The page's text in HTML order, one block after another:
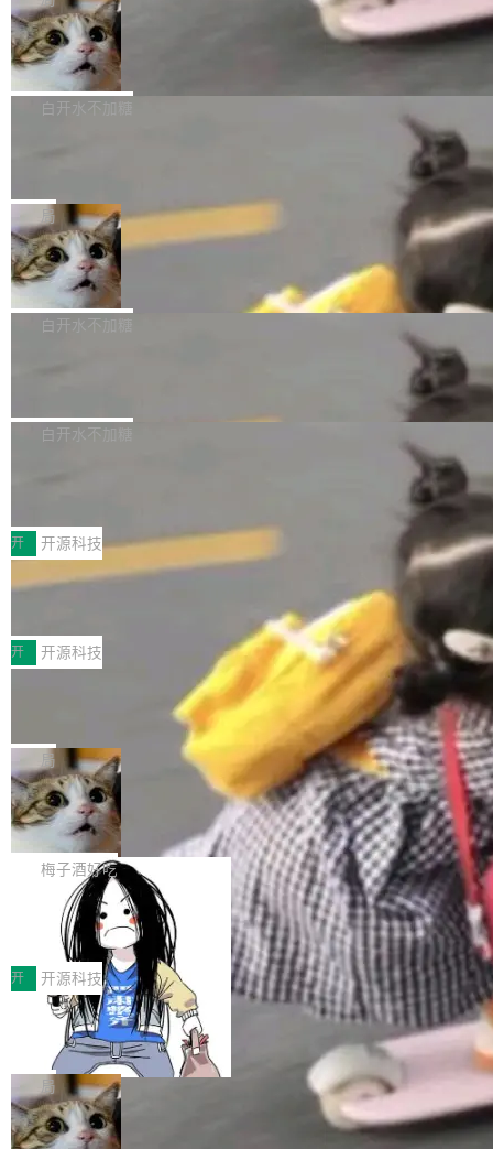
l 迁移或唤醒时，新宿主从 S3 恢复 SQLite 数据
库继续执行。存储库是持久化的唯一真相...
te 17 Pro、OPPO K15，要么是vivo X300 E这
样的次旗舰。 Galaxy Z Fold8 Ultra / Z Fold8 /
Z Flip8三款折叠屏新机均在7月22日发布，且全
部搭载骁龙8 Elite Gen5 for Galaxy，它们本该
本控制系统。目前处于 Early Access 阶段。 De
ltaDB 的核心思路直接写在 landing page 最显
眼的位置：「Software is made between com
mits」——软件是在 commit 之间写出来的。git
是把这段空隙补上。 回退到任何一次编辑：Delt
aDB 捕获 commit 之间的每一次操作，...
SpaceXAI 单季资本开支达 183 亿美元
根据风险投资人Tomer Tunguz 博客（VC 分
析）披露的最新分析与第二季度业绩报告，Spac
微软同期总资本开支的四成。 与亚马逊、Alpha
bet、微软以及 Meta 等传统科技巨头相比，Spa
ceXAI的资金消耗速度尤为引人瞩目。然而，支
撑庞大支出的资金来源却呈现出截然不同的面
貌。数据显示，微软和 Meta 主要依托充沛的经
白开水不加糖
一个在终端里运行的编程 agent；Muse Spark
1.2，驱动这个 agent 的新模型。一句话概括：
你可以用 curl -fsSL https://dev.meta.ai/install.
sh | bash 安装一个能在大项目里自动规划、写
代码、验证结果的 AI 终端工具。 据介绍，Muse
个主 agent 循环，外加一组后台 agent。这些后
局
美团开源 LoHoSearch，用知识图谱校
准 AI 能力认知
机器出题的前提，是让机器拥有全局视野。整个
构建流程可以分为四个环节：建图 → 控制难度
白开水不加糖
库，并将作为transport接入Mooncake TENT。
MPComm将作为一种传输引擎接入Mooncake T
ENT，实现零拷贝传输性能提升30%、非零拷贝
传输性能最高提升5倍。UCL-MPComm底层基
于自研UCL-Engine通信引擎，后续腾讯网平将
持续开源更多基于UCL-Engine的高性能通信组
件。 腾讯网平团队在UCL-MPComm中实现了一
个独立于业务线程的全局通信引擎（Engine），
白开水不加糖
型案例入选名单》，深信服“面向企业研发场景的
开源 AI 编程平台 CoStrict 应用”凭借卓越的技术
创新与落地成效成功入选。 全链路私有化部署，
助力企业AI研发安全落地 当前，越来越多企业已
经开始引入 AI Coding 工具，通过调用公有云模
型或企业内部部署模型提升研发效率。但随着 AI
Coding 从个人辅助工具逐步走向团队级、组织
级应用，企业在规模化落地过程中，对安全性、
可控性和代码质量提出了更高要求。 首先是数据
安全与合规要求。对于大多数普通研发场景，公
有云模型能够满足快速试用和效率提升的需求。
但对于金融、能源、医疗等对数据安全要求较...
开 开源科技
深信服AI算力网关入选工信部人工智能
前不久，工业和信息化部正式发布《2025年人工
智能应用典型案例名单》，集中展示人工智能在
各领域的应用成果，覆盖技术底座、行业赋能、
产品应用、支撑保障、专题等五大方向。深信服
AI算力网关（AI创新平台）成功入选！ 随着各行
各业的Agent走向规模化建设，算力构成形态逐
渐丰富，用户关注的重点也在发生变化：不只是
让AI用起来，还要进一步看清混合算力时代下，
Token花在哪里、算力是否被充分利用，以及持
续增长的AI成本该如何优化。 深信服AI算力网关
正是围绕这些实际问题，从Token治理和成本治
理两个方面，让用户的每一份算力都看得清、管
得住、用得稳、省得下、更安全！ 一、从现在开
始，Token使用一目...
开 开源科技
Jeff Dean 离开 Google：一个时代的结
束，一个实验室的开始
Google 员工编号 20。MapReduce 作者之一。
Bigtable 作者之一。TensorFlow 的作者之一。
Gemini 的架构师。Google 首席科学家。 Jeff D
ean 在 Google 工作了 27 年后，宣布离职。 他
不是一个人走。一同离开的还有 Sanjay Ghema
wat（Google 员工编号 23，Jeff Dean 二十多
年的编程搭档，MapReduce 和 Bigtable 的共同
作者）、Quoc Le（Google 大脑核心成员，Se
q2Seq 和 DocAI 的共同发明人）以及 Oriol Vin
yals（Gemini 联合负责人，AlphaSta...
局
🔥 SolonCode v2026.8.4 发布：界面
字体可调、22 种语言、记忆搜索增强
打开终端就能上岗的全中文编码智能体，这一轮
把「看得清、用母语、记得住」三件事一次补
齐。 SolonCode 是什么 SolonCode 是杭州无
耳科技研发的企业级终端编码智能体——一位全
中文驱动的数字员工，自主理解需求、规划步
骤、编写代码。不挑模型、不挑平台，curl 一行
装完即用。 开源地址：Gitee · GitCode · GitHu
b 安装 支持 Java 8+（8~26）、macOS / Linu
x / Windows / Harmony PC。 # macOS / Linu
x / Harmony PC curl -fsSL https://solon.noea
r.org/solon...
梅子酒好吃
让“代码语义理解”深度释放AI Coding
价值潜能：华为云码道（CodeArts）
代码仓技术解析
一、代码仓深度理解技术的作用与价值 在软件工
程实践中，代码仓是企业核心知识资产的主要载
体。企业级代码仓库通常包含数十万乃至数百万
个文件，其规模远超单次模型调用可承载的上下
文窗口。随着项目规模的持续扩张与代码历史的
不断累积，代码仓中的模块关系、接口契约、业
务逻辑等关键信息往往分散于数十乃至数百个文
件之中，形成高度复杂的知识关联网络。传统的
开 开源科技
一条“删库”命令跑 17 小时，算法工程
师删光 89TB 数据只为干私活
最高人民检察院8月4日公布了一起案件：北京一
名90后算法工程师王某，为了给自己接的私活腾
服务器空间，删光了公司AI游戏部门的全部核心
数据。 王某2024年1月入职东城区某科技公司AI
局
Cloudflare 分享推理优化实践：KV ca